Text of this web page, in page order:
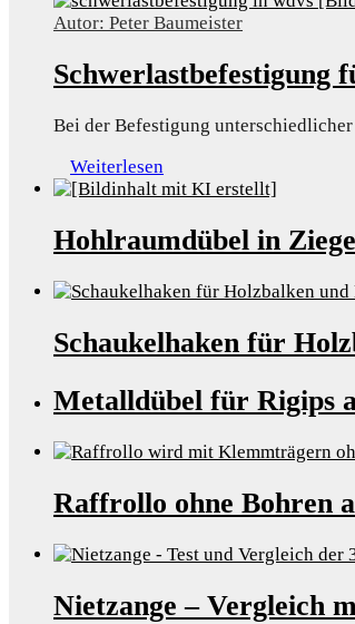
Autor: Peter Baumeister
Schwerlastbefestigung
Bei der Befestigung
Weiterlesen
Hohlraumdübel in
Schaukelhaken für
Metalldübel für Rigips
Raffrollo ohne Bohren
Nietzange – Vergleich